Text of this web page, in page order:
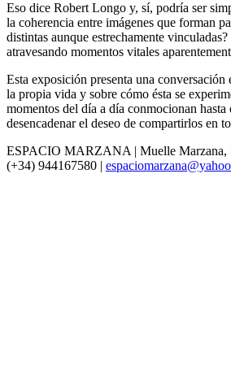
Eso dice Robert Longo y, sí, podría ser
la coherencia entre imágenes que forman
distintas aunque estrechamente
atravesando momentos vitales
Esta exposición presenta una conversación
la propia vida y sobre cómo ésta se
momentos del día a día conmocionan hasta
desencadenar el deseo de compartirlos en
ESPACIO MARZANA | Muelle Marzana,
(+34) 944167580 |